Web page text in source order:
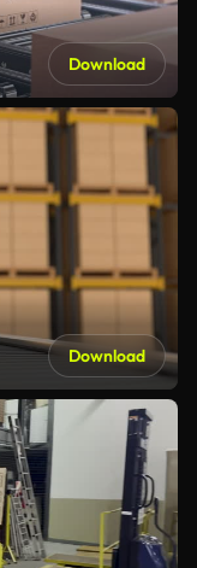
Download
Download